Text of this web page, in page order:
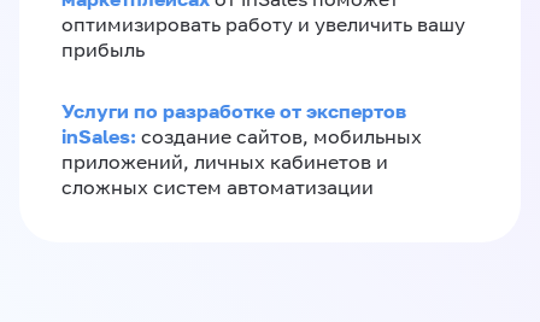
оптимизировать работу и увеличить вашу
прибыль
Услуги по разработке от экспертов
inSales: создание сайтов, мобильных
приложений, личных кабинетов и
сложных систем автоматизации